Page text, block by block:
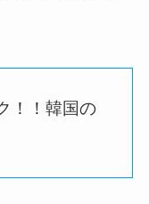
！！韓国の